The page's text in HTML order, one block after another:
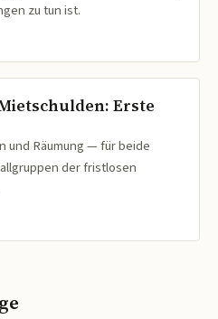
zu tun ist.
Erste
und Räumung — für beide
der fristlosen